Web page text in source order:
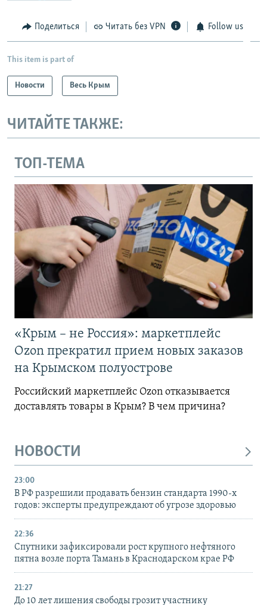
Поделиться Читать без VPN Follow us
This item is part of
Новости Весь Крым
ЧИТАЙТЕ ТАКЖЕ:
ТОП-ТЕМА
«Крым – не Россия»: маркетплейс
Ozon прекратил прием новых заказов
на Крымском полуострове
Российский маркетплейс Ozon отказывается
доставлять товары в Крым? В чем причина?
НОВОСТИ
23:00
В РФ разрешили продавать бензин стандарта 1990-х
годов: эксперты предупреждают об угрозе здоровью
22:36
Спутники зафиксировали рост крупного нефтяного
пятна возле порта Тамань в Краснодарском крае РФ
21:27
До 10 лет лишения свободы грозит участнику